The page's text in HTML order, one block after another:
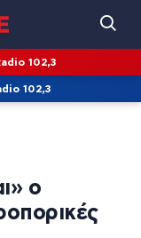
102,3
102,3
ο